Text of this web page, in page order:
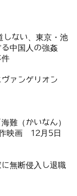
しない、東京・池
中国人の強姦
件
ァンゲリオン
難（かいなん）
映画 12月5日
無断侵入し退職